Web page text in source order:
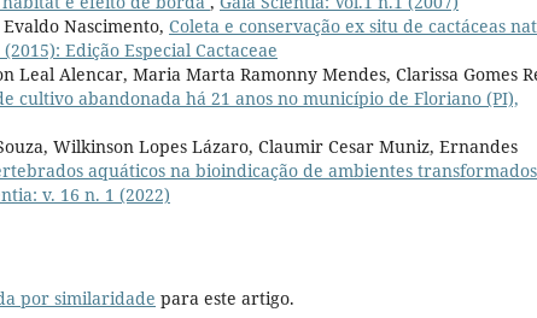
Nascimento, Coleta e conservação ex situ de cactáceas
Edição Especial Cactaceae
Leal Alencar, Maria Marta Ramonny Mendes, Clarissa Gomes
cultivo abandonada há 21 anos no município de Floriano (PI),
Wilkinson Lopes Lázaro, Claumir Cesar Muniz, Ernandes
aquáticos na bioindicação de ambientes
v. 16 n. 1 (2022)
por similaridade para este artigo.